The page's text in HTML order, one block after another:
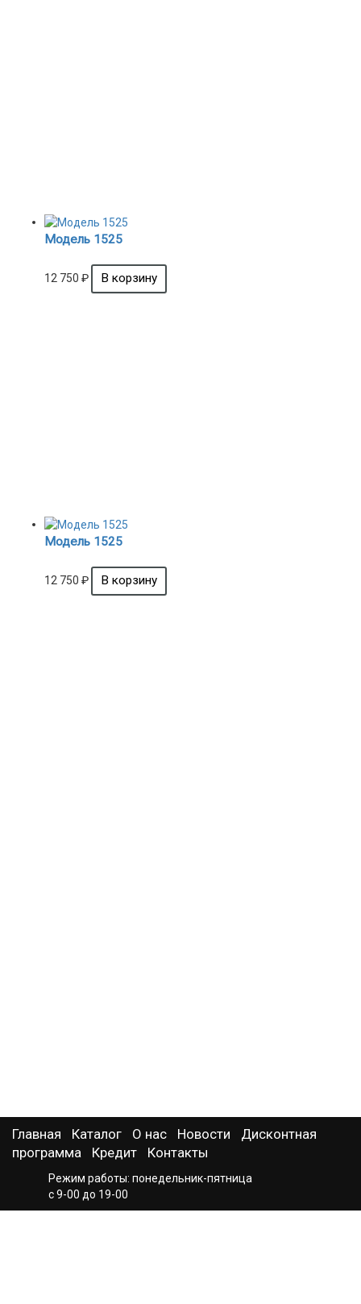
Модель 1525
12 750 ₽
Модель 1525
12 750 ₽
Главная Каталог О нас Новости
Дисконтная
программа
Кредит Контакты
Режим работы: понедельник-пятница
с 9-00 до 19-00